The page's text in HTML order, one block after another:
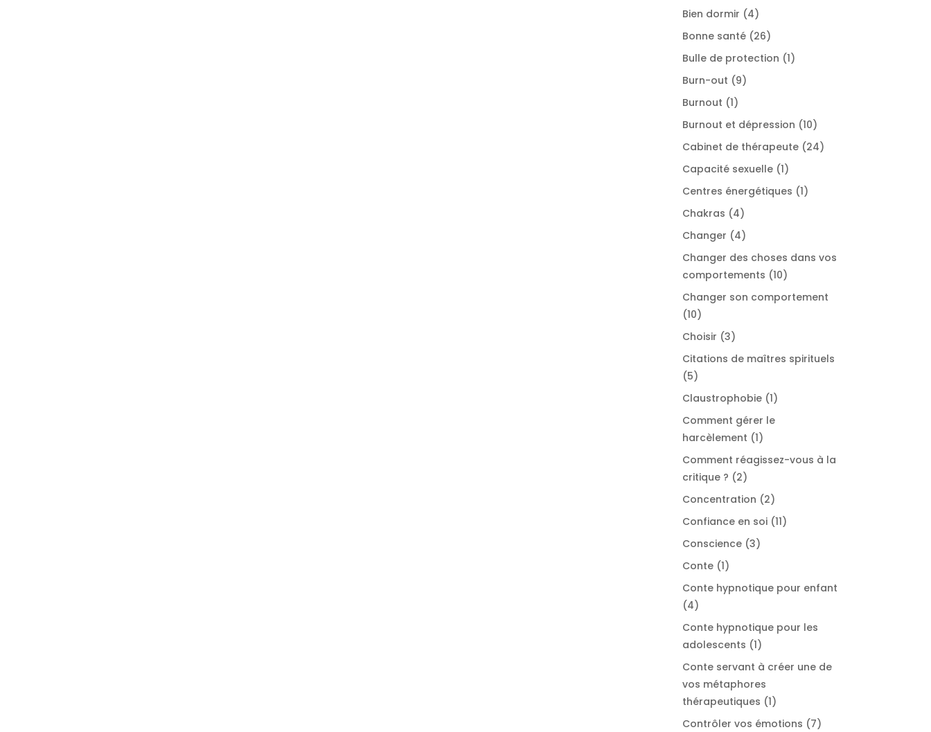
produits
Bien dormir 44
produits
Bonne santé 2626
produits
Bulle de protection 11
Burn-out 99
Burnout 11
produit
Burnout et dépression 1010
produits
Cabinet de thérapeute 2424
Capacité sexuelle 11
produit
Centres énergétiques 11
Chakras 44
produits
Changer 44
produits
Changer des choses dans vos
comportements
1010
produits
Changer son comportement
1010
produits
Choisir 33
produits
Citations de maîtres spirituels
55
produits
Claustrophobie 11
Comment gérer le
harcèlement
11
produit
Comment réagissez-vous à la
critique ?
22
produits
Concentration 22
produits
Confiance en soi 1111
Conscience 33
Conte 11
produit
Conte hypnotique pour enfant
44
produits
Conte hypnotique pour les
adolescents
11
produit
Conte servant à créer une de
vos métaphores
thérapeutiques
11
produit
Contrôler vos émotions 77